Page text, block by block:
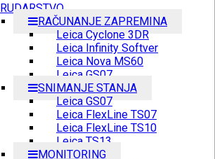
RUDARSTVO
RAČUNANJE ZAPREMINA
Leica Cyclone 3DR
Leica Infinity Softver
Leica Nova MS60
Leica GS07
SNIMANJE STANJA
Leica GS07
Leica FlexLine TS07
Leica FlexLine TS10
Leica TS13
MONITORING